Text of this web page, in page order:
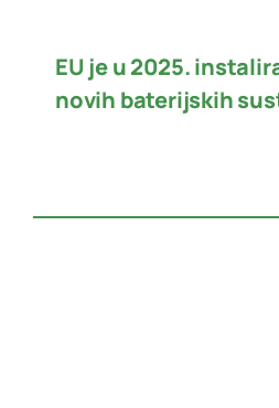
EU je u 2025.
novih baterijskih